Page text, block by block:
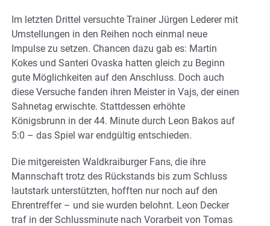
Im letzten Drittel versuchte Trainer Jürgen Lederer mit
Umstellungen in den Reihen noch einmal neue
Impulse zu setzen. Chancen dazu gab es: Martin
Kokes und Santeri Ovaska hatten gleich zu Beginn
gute Möglichkeiten auf den Anschluss. Doch auch
diese Versuche fanden ihren Meister in Vajs, der einen
Sahnetag erwischte. Stattdessen erhöhte
Königsbrunn in der 44. Minute durch Leon Bakos auf
5:0 – das Spiel war endgültig entschieden.
Die mitgereisten Waldkraiburger Fans, die ihre
Mannschaft trotz des Rückstands bis zum Schluss
lautstark unterstützten, hofften nur noch auf den
Ehrentreffer – und sie wurden belohnt. Leon Decker
traf in der Schlussminute nach Vorarbeit von Tomas